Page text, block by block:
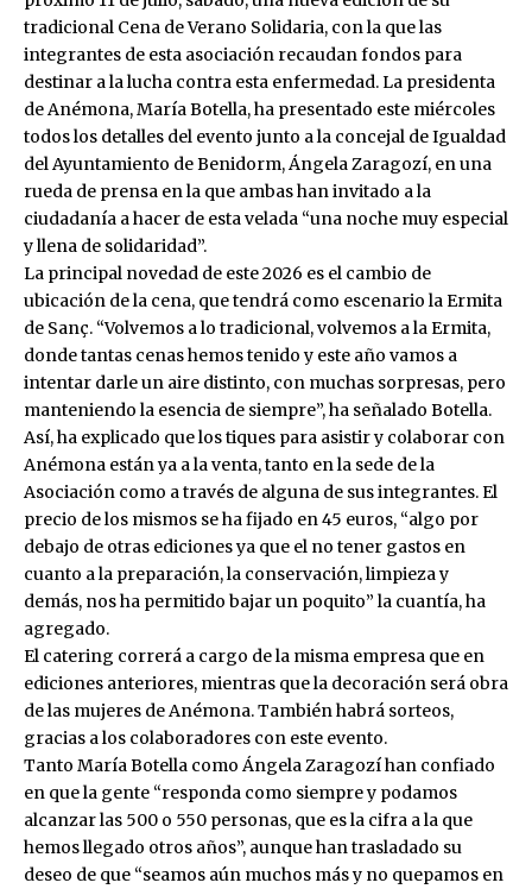
tradicional Cena de Verano Solidaria, con la que las
integrantes de esta asociación recaudan fondos para
destinar a la lucha contra esta enfermedad. La presidenta
de Anémona, María Botella, ha presentado este miércoles
todos los detalles del evento junto a la concejal de Igualdad
del Ayuntamiento de Benidorm, Ángela Zaragozí, en una
rueda de prensa en la que ambas han invitado a la
ciudadanía a hacer de esta velada “una noche muy especial
y llena de solidaridad”.
La principal novedad de este 2026 es el cambio de
ubicación de la cena, que tendrá como escenario la Ermita
de Sanç. “Volvemos a lo tradicional, volvemos a la Ermita,
donde tantas cenas hemos tenido y este año vamos a
intentar darle un aire distinto, con muchas sorpresas, pero
manteniendo la esencia de siempre”, ha señalado Botella.
Así, ha explicado que los tiques para asistir y colaborar con
Anémona están ya a la venta, tanto en la sede de la
Asociación como a través de alguna de sus integrantes. El
precio de los mismos se ha fijado en 45 euros, “algo por
debajo de otras ediciones ya que el no tener gastos en
cuanto a la preparación, la conservación, limpieza y
demás, nos ha permitido bajar un poquito” la cuantía, ha
agregado.
El catering correrá a cargo de la misma empresa que en
ediciones anteriores, mientras que la decoración será obra
de las mujeres de Anémona. También habrá sorteos,
gracias a los colaboradores con este evento.
Tanto María Botella como Ángela Zaragozí han confiado
en que la gente “responda como siempre y podamos
alcanzar las 500 o 550 personas, que es la cifra a la que
hemos llegado otros años”, aunque han trasladado su
deseo de que “seamos aún muchos más y no quepamos en